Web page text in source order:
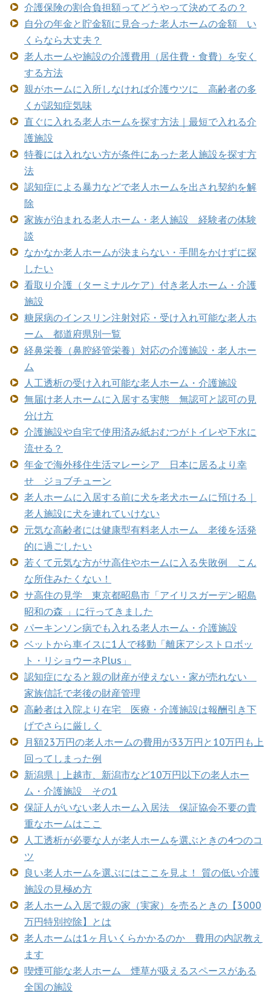
介護保険の割合負担額ってどうやって決めてるの？
自分の年金と貯金額に見合った老人ホームの金額 い
くらなら大丈夫？
老人ホームや施設の介護費用（居住費・食費）を安く
する方法
親がホームに入所しなければ介護ウツに 高齢者の多
くが認知症気味
直ぐに入れる老人ホームを探す方法｜最短で入れる介
護施設
特養には入れない方が条件にあった老人施設を探す方
法
認知症による暴力などで老人ホームを出され契約を解
除
家族が泊まれる老人ホーム・老人施設 経験者の体験
談
なかなか老人ホームが決まらない・手間をかけずに探
したい
看取り介護（ターミナルケア）付き老人ホーム・介護
施設
糖尿病のインスリン注射対応・受け入れ可能な老人ホ
ーム 都道府県別一覧
経鼻栄養（鼻腔経管栄養）対応の介護施設・老人ホー
ム
人工透析の受け入れ可能な老人ホーム・介護施設
無届け老人ホームに入居する実態 無認可と認可の見
分け方
介護施設や自宅で使用済み紙おむつがトイレや下水に
流せる？
年金で海外移住生活マレーシア 日本に居るより幸
せ ジョブチューン
老人ホームに入居する前に犬を老犬ホームに預ける｜
老人施設に犬を連れていけない
元気な高齢者には健康型有料老人ホーム 老後を活発
的に過ごしたい
若くて元気な方がサ高住やホームに入る失敗例 こん
な所住みたくない！
サ高住の見学 東京都昭島市「アイリスガーデン昭島
昭和の森 」に行ってきました
パーキンソン病でも入れる老人ホーム・介護施設
ベットから車イスに1人で移動「離床アシストロボッ
ト・リショウーネPlus」
認知症になると親の財産が使えない・家が売れない
家族信託で老後の財産管理
高齢者は入院より在宅 医療・介護施設は報酬引き下
げでさらに厳しく
月額23万円の老人ホームの費用が33万円と10万円も上
回ってしまった例
新潟県｜上越市、新潟市など10万円以下の老人ホー
ム・介護施設 その1
保証人がいない老人ホーム入居法 保証協会不要の貴
重なホームはここ
人工透析が必要な人が老人ホームを選ぶときの4つのコ
ツ
良い老人ホームを選ぶにはここを見よ！ 質の低い介護
施設の見極め方
老人ホーム入居で親の家（実家）を売るときの【3000
万円特別控除】とは
老人ホームは1ヶ月いくらかかるのか 費用の内訳教え
ます
喫煙可能な老人ホーム 煙草が吸えるスペースがある
全国の施設